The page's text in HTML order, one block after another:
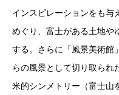
インスピレーションをも与
めぐり、富士がある土地や
する。さらに「風景美術館
らの風景として切り取られ
米的シンメトリー（富士山